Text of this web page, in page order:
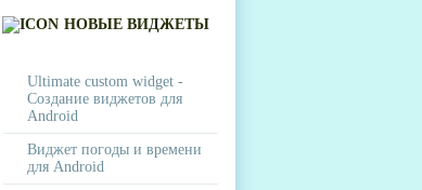
НОВЫЕ ВИДЖЕТЫ
Ultimate custom widget -
Создание виджетов для
Android
Виджет погоды и времени
для Android